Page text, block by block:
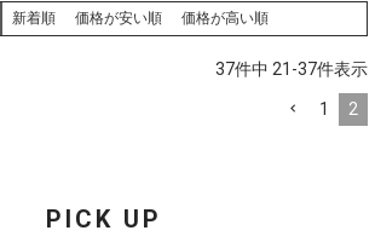
新着順 価格が安い順 価格が高い順
37件中 21 -37件表示
1 2
PICK UP